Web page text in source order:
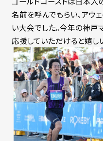
名前を呼んでもらい、アウ
い大会でした。今年の神戸
応援していただけると嬉し